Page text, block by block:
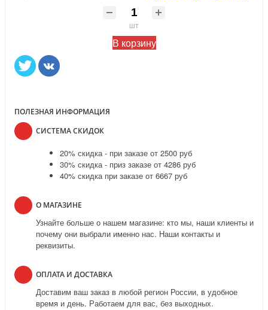
шт
В корзину
ПОЛЕЗНАЯ ИНФОРМАЦИЯ
СИСТЕМА СКИДОК
20% скидка - при заказе от 2500 руб
30% скидка - приз заказе от 4286 руб
40% скидка при заказе от 6667 руб
О МАГАЗИНЕ
Узнайте больше о нашем магазине: кто мы, наши клиенты и
почему они выбрали именно нас. Наши контакты и
реквизиты.
ОПЛАТА И ДОСТАВКА
Доставим ваш заказ в любой регион России, в удобное
время и день. Работаем для вас, без выходных.